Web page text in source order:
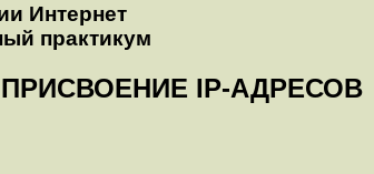
Интернет
практикум
IP-АДРЕСОВ